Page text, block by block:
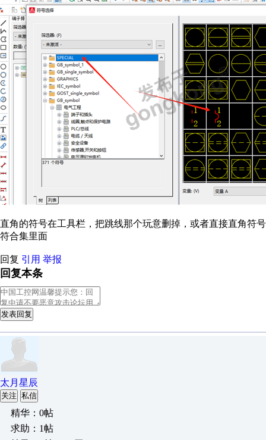
直角的符号在工具栏，把跳线那个玩意删掉，或者直接直角符
符合集里面
回复 引用 举报
回复本条
发表回复
太月星辰
关注 私信
精华：0帖
求助：1帖